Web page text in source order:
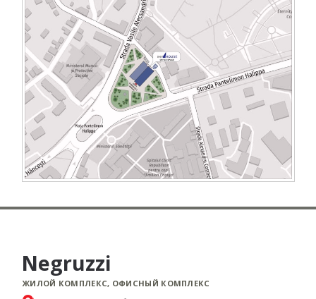
Negruzzi
ЖИЛОЙ КОМПЛЕКС, ОФИСНЫЙ КОМПЛЕКС